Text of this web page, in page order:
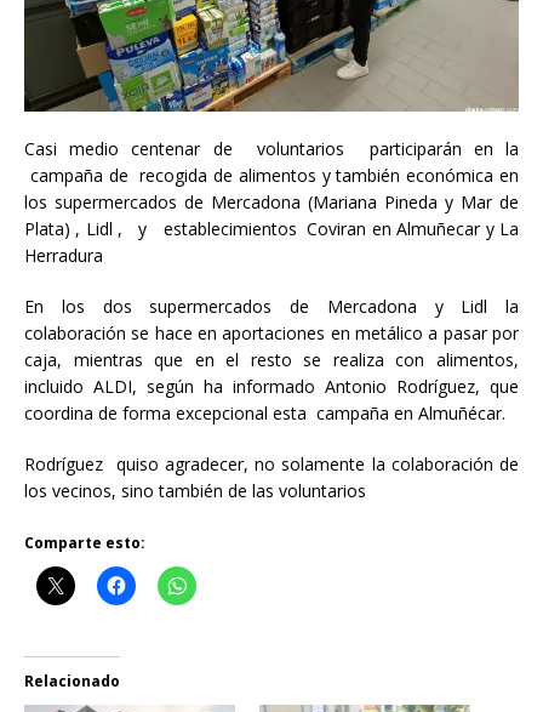
Casi medio centenar de voluntarios participarán en la
campaña de recogida de alimentos y también económica en
los supermercados de Mercadona (Mariana Pineda y Mar de
Plata) , Lidl , y establecimientos Coviran en Almuñecar y La
Herradura
En los dos supermercados de Mercadona y Lidl la
colaboración se hace en aportaciones en metálico a pasar por
caja, mientras que en el resto se realiza con alimentos,
incluido ALDI, según ha informado Antonio Rodríguez, que
coordina de forma excepcional esta campaña en Almuñécar.
Rodríguez quiso agradecer, no solamente la colaboración de
los vecinos, sino también de las voluntarios
Comparte esto:
Relacionado